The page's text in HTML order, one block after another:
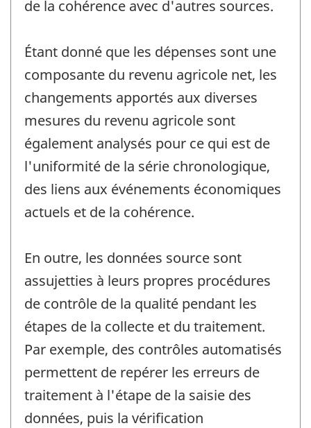
de la cohérence avec d'autres sources.
Étant donné que les dépenses sont une
composante du revenu agricole net, les
changements apportés aux diverses
mesures du revenu agricole sont
également analysés pour ce qui est de
l'uniformité de la série chronologique,
des liens aux événements économiques
actuels et de la cohérence.
En outre, les données source sont
assujetties à leurs propres procédures
de contrôle de la qualité pendant les
étapes de la collecte et du traitement.
Par exemple, des contrôles automatisés
permettent de repérer les erreurs de
traitement à l'étape de la saisie des
données, puis la vérification